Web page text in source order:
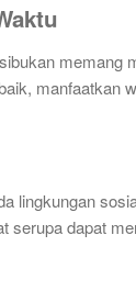
memang
manfaatkan
lingkungan
serupa dapat